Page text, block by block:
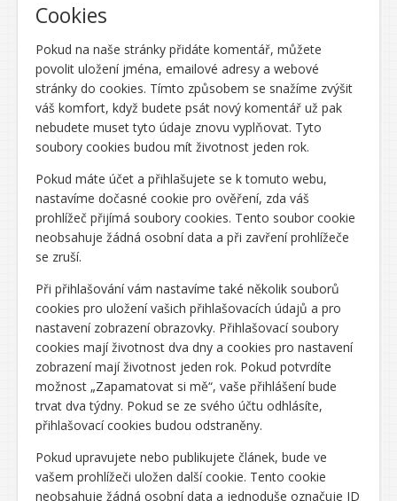
Cookies
Pokud na naše stránky přidáte komentář, můžete
povolit uložení jména, emailové adresy a webové
stránky do cookies. Tímto způsobem se snažíme zvýšit
váš komfort, když budete psát nový komentář už pak
nebudete muset tyto údaje znovu vyplňovat. Tyto
soubory cookies budou mít životnost jeden rok.
Pokud máte účet a přihlašujete se k tomuto webu,
nastavíme dočasné cookie pro ověření, zda váš
prohlížeč přijímá soubory cookies. Tento soubor cookie
neobsahuje žádná osobní data a při zavření prohlížeče
se zruší.
Při přihlašování vám nastavíme také několik souborů
cookies pro uložení vašich přihlašovacích údajů a pro
nastavení zobrazení obrazovky. Přihlašovací soubory
cookies mají životnost dva dny a cookies pro nastavení
zobrazení mají životnost jeden rok. Pokud potvrdíte
možnost „Zapamatovat si mě“, vaše přihlášení bude
trvat dva týdny. Pokud se ze svého účtu odhlásíte,
přihlašovací cookies budou odstraněny.
Pokud upravujete nebo publikujete článek, bude ve
vašem prohlížeči uložen další cookie. Tento cookie
neobsahuje žádná osobní data a jednoduše označuje ID